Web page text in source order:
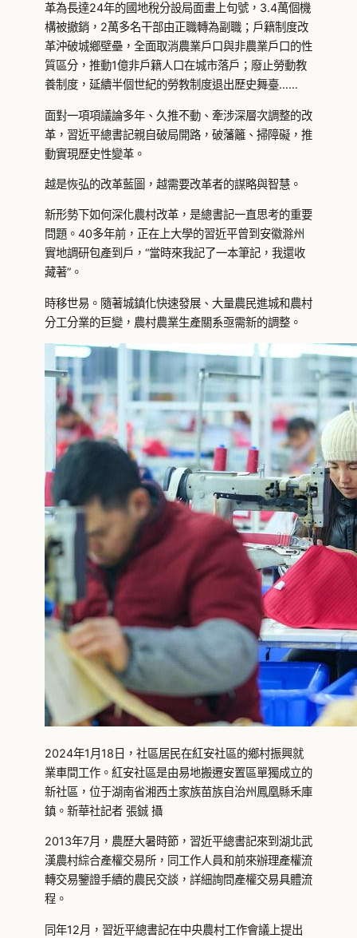
革為長達24年的國地稅分設局面畫上句號，3.4萬個機
構被撤銷，2萬多名干部由正職轉為副職；戶籍制度改
革沖破城鄉壁壘，全面取消農業戶口與非農業戶口的性
質區分，推動1億非戶籍人口在城市落戶；廢止勞動教
養制度，延續半個世紀的勞教制度退出歷史舞臺……
面對一項項議論多年、久推不動、牽涉深層次調整的改
革，習近平總書記親自破局開路，破藩籬、掃障礙，推
動實現歷史性變革。
越是恢弘的改革藍圖，越需要改革者的謀略與智慧。
新形勢下如何深化農村改革，是總書記一直思考的重要
問題。40多年前，正在上大學的習近平曾到安徽滁州
實地調研包產到戶，“當時來我記了一本筆記，我還收
藏著”。
時移世易。隨著城鎮化快速發展、大量農民進城和農村
分工分業的巨變，農村農業生產關系亟需新的調整。
2024年1月18日，社區居民在紅安社區的鄉村振興就
業車間工作。紅安社區是由易地搬遷安置區單獨成立的
新社區，位于湖南省湘西土家族苗族自治州鳳凰縣禾庫
鎮。新華社記者 張鋮 攝
2013年7月，農歷大暑時節，習近平總書記來到湖北武
漢農村綜合產權交易所，同工作人員和前來辦理產權流
轉交易鑒證手續的農民交談，詳細詢問產權交易具體流
程。
同年12月，習近平總書記在中央農村工作會議上提出